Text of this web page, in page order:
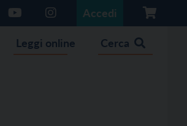
Accedi
Leggi online Cerca